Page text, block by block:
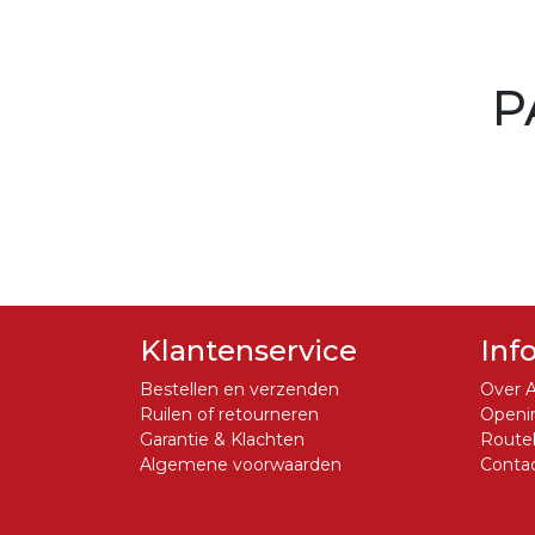
Klantenservice
Bestellen en verzenden
Ruilen of retourneren
Garantie & Klachten
Algemene voorwaarden
Over